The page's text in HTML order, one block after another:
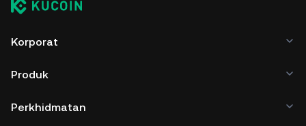
Korporat
Produk
Perkhidmatan